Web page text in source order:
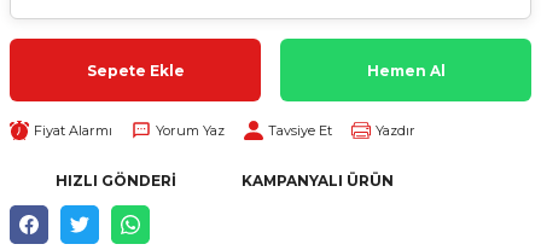
Sepete Ekle Hemen Al
Fiyat Alarmı Yorum Yaz Tavsiye Et Yazdır
HIZLI GÖNDERI KAMPANYALI ÜRÜN